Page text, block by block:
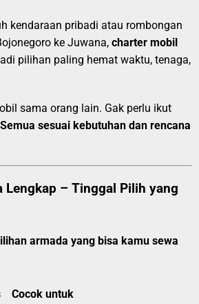
kendaraan pribadi atau rombongan
ke Juwana, charter mobil
pilihan paling hemat waktu, tenaga,
sama orang lain. Gak perlu ikut
Semua sesuai kebutuhan dan rencana
Lengkap – Tinggal Pilih yang
armada yang bisa kamu sewa
Cocok untuk